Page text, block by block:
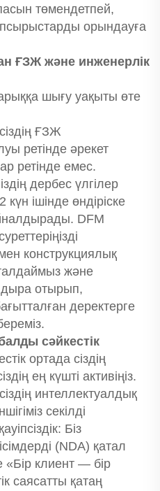
төмендетпей,
орындауға
ҒЗЖ және инженерлік
шығу уақыты өте
ҒЗЖ
ретінде әрекет
ретінде емес.
дербес үлгілер
ішінде өндіріске
DFM
конструкциялық
және
отырып,
деректерге
сәйкестік
ортада сіздің
ең күшті активіңіз.
интеллектуалдық
секілді
Біз
(NDA) қатал
клиент — бір
саясатты қатаң